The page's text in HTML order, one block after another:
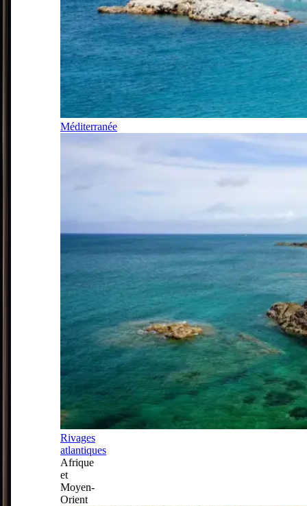
Méditerranée
Rivages
atlantiques
Afrique
et
Moyen-
Orient